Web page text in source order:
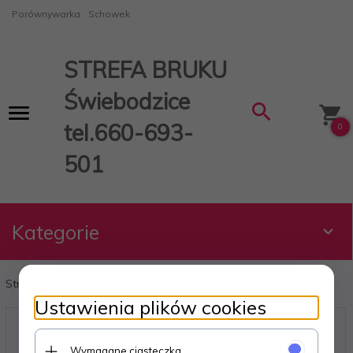
Porównywarka Schowek
STREFA BRUKU
Świebodzice
tel.660-693-
501
0
Kategorie
Strona główna
Meble ogrodowe
Ustawienia plików cookies